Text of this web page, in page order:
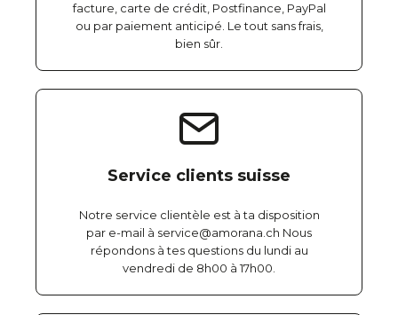
facture, carte de crédit, Postfinance, PayPal
ou par paiement anticipé. Le tout sans frais,
bien sûr.
Service clients suisse
Notre service clientèle est à ta disposition
par e-mail à service@amorana.ch Nous
répondons à tes questions du lundi au
vendredi de 8h00 à 17h00.